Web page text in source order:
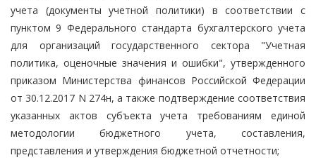
учета (документы учетной политики) в соответствии с
пунктом 9 Федерального стандарта бухгалтерского учета
для организаций государственного сектора "Учетная
политика, оценочные значения и ошибки", утвержденного
приказом Министерства финансов Российской Федерации
от 30.12.2017 N 274н, а также подтверждение соответствия
указанных актов субъекта учета требованиям единой
методологии бюджетного учета, составления,
представления и утверждения бюджетной отчетности;